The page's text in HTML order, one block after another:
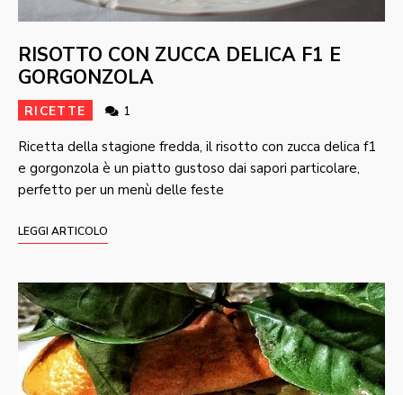
RISOTTO CON ZUCCA DELICA F1 E
GORGONZOLA
RICETTE 1
Ricetta della stagione fredda, il risotto con zucca delica f1
e gorgonzola è un piatto gustoso dai sapori particolare,
perfetto per un menù delle feste
LEGGI ARTICOLO